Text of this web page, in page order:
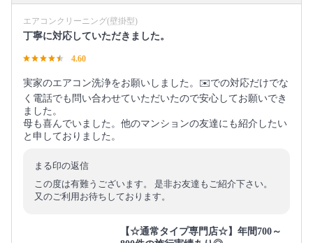
エアコンクリーニング(壁掛型)
丁寧に対応していただきました。
4.60
実家のエアコン洗浄をお願いしました。✉️での対応だけでな
く電話でも問い合わせていただいたので安心してお願いでき
ました。
母も喜んでいました。他のマンションの友達にも紹介したい
と申しておりました。
まる印の返信
この度は有難うございます。 是非お友達もご紹介下さい。
又のご利用お待ちしております。
【☆通常タイプ専門店☆】年間700～